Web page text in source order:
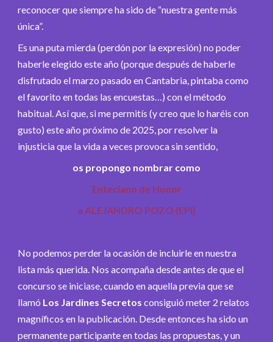
reconocer que siempre ha sido de “nuestra gente más
única”.
Es una puta mierda (perdón por la expresión) no poder
haberle elegido este año (porque después de haberle
disfrutado el marzo pasado en Cantabria, pintaba como
el favorito en todas las encuestas…) con el método
habitual. Así que, si me permitís (y creo que lo haréis con
gusto) este año próximo de 2025, por resolver la
injusticia que la vida a veces provoca sin sentido,
os propongo nombrar como
Enteciano de Honor
a ALEJANDRO POZO (EPI)
No podemos perder la ocasión de incluirle en nuestra
lista más querida. Nos acompaña desde antes de que el
concurso se iniciase, cuando en aquella previa que se
llamó Los Jardines Secretos consiguió meter 2 relatos
magníficos en la publicación. Desde entonces ha sido un
permanente participante en todas las propuestas, y un